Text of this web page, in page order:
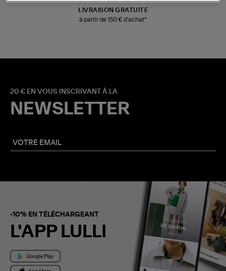
LIVRAISON GRATUITE
à partir de 150 € d'achat*
20 € EN VOUS INSCRIVANT À LA
NEWSLETTER
-10% EN TÉLÉCHARGEANT
L'APP LULLI